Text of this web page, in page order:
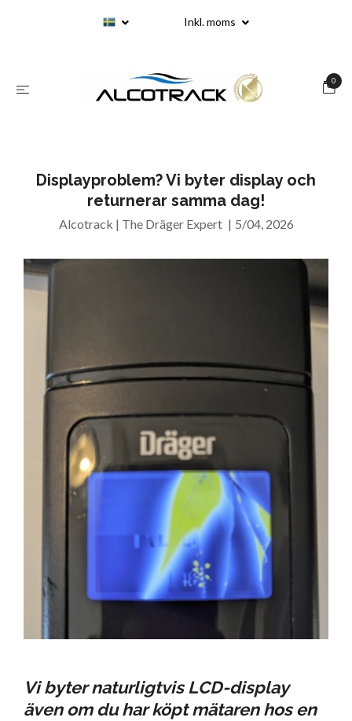
Inkl. moms
0
Displayproblem? Vi byter display och
returnerar samma dag!
Alcotrack | The Dräger Expert | 5/04, 2026
Vi byter naturligtvis LCD-display
även om du har köpt mätaren hos en